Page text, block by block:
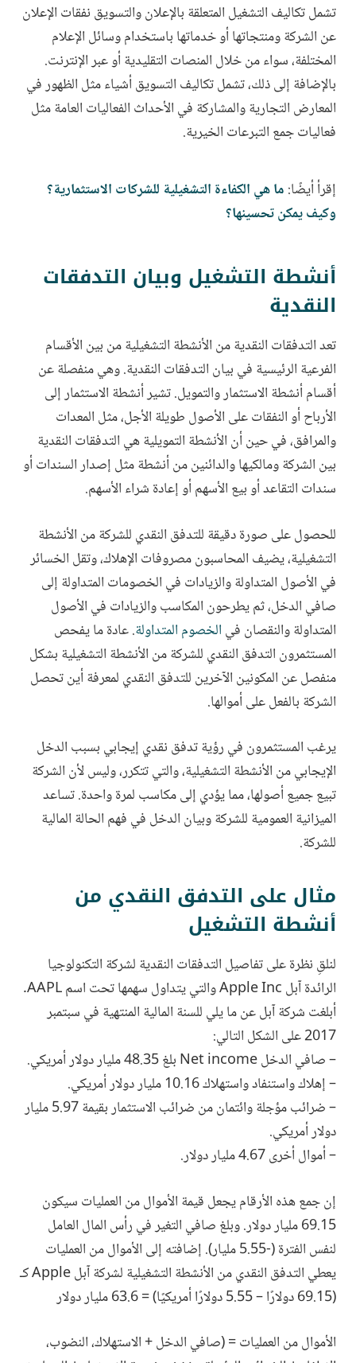
تشمل تكاليف التشغيل المتعلقة بالإعلان والتسويق نفقات الإعلان
عن الشركة ومنتجاتها أو خدماتها باستخدام وسائل الإعلام
المختلفة، سواء من خلال المنصات التقليدية أو عبر الإنترنت.
بالإضافة إلى ذلك، تشمل تكاليف التسويق أشياء مثل الظهور في
المعارض التجارية والمشاركة في الأحداث الفعاليات العامة مثل
فعاليات جمع التبرعات الخيرية.
إقرأ أيضًا: ما هي الكفاءة التشغيلية للشركات الاستثمارية؟
وكيف يمكن تحسينها؟
أنشطة التشغيل وبيان التدفقات
النقدية
تعد التدفقات النقدية من الأنشطة التشغيلية من بين الأقسام
الفرعية الرئيسية في بيان التدفقات النقدية. وهي منفصلة عن
أقسام أنشطة الاستثمار والتمويل. تشير أنشطة الاستثمار إلى
الأرباح أو النفقات على الأصول طويلة الأجل، مثل المعدات
والمرافق، في حين أن الأنشطة التمويلية هي التدفقات النقدية
بين الشركة ومالكيها والدائنين من أنشطة مثل إصدار السندات أو
سندات التقاعد أو بيع الأسهم أو إعادة شراء الأسهم.
للحصول على صورة دقيقة للتدفق النقدي للشركة من الأنشطة
التشغيلية، يضيف المحاسبون مصروفات الإهلاك، وتقل الخسائر
في الأصول المتداولة والزيادات في الخصومات المتداولة إلى
صافي الدخل، ثم يطرحون المكاسب والزيادات في الأصول
المتداولة والنقصان في الخصوم المتداولة. عادة ما يفحص
المستثمرون التدفق النقدي للشركة من الأنشطة التشغيلية بشكل
منفصل عن المكونين الآخرين للتدفق النقدي لمعرفة أين تحصل
الشركة بالفعل على أموالها.
يرغب المستثمرون في رؤية تدفق نقدي إيجابي بسبب الدخل
الإيجابي من الأنشطة التشغيلية، والتي تتكرر، وليس لأن الشركة
تبيع جميع أصولها، مما يؤدي إلى مكاسب لمرة واحدة. تساعد
الميزانية العمومية للشركة وبيان الدخل في فهم الحالة المالية
للشركة.
مثال على التدفق النقدي من
أنشطة التشغيل
لنلقِ نظرة على تفاصيل التدفقات النقدية لشركة التكنولوجيا
الرائدة آبل Apple Inc والتي يتداول سهمها تحت اسم AAPL.
أبلغت شركة آبل عن ما يلي للسنة المالية المنتهية في سبتمبر
2017 على الشكل التالي:
– صافي الدخل Net income بلغ 48.35 مليار دولار أمريكي.
– إهلاك واستنفاد واستهلاك 10.16 مليار دولار أمريكي.
– ضرائب مؤجلة وائتمان من ضرائب الاستثمار بقيمة 5.97 مليار
دولار أمريكي.
– أموال أخرى 4.67 مليار دولار.
إن جمع هذه الأرقام يجعل قيمة الأموال من العمليات سيكون
69.15 مليار دولار. وبلغ صافي التغير في رأس المال العامل
لنفس الفترة (-5.55 مليار). إضافته إلى الأموال من العمليات
يعطي التدفق النقدي من الأنشطة التشغيلية لشركة آبل Apple كـ
(69.15 دولارًا – 5.55 دولارًا أمريكيًا) = 63.6 مليار دولار
الأموال من العمليات = (صافي الدخل + الاستهلاك، النضوب،